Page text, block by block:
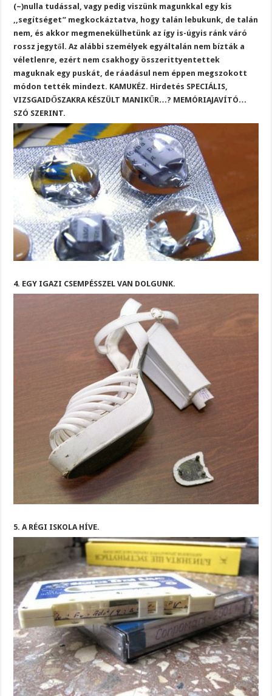
(~)nulla tudással, vagy pedig viszünk magunkkal egy kis
,,segítséget” megkockáztatva, hogy talán lebukunk, de talán
nem, és akkor megmenekülhetünk az így is-úgyis ránk váró
rossz jegytől. Az alábbi személyek egyáltalán nem bízták a
véletlenre, ezért nem csakhogy összerittyentettek
maguknak egy puskát, de ráadásul nem éppen megszokott
módon tették mindezt. KAMUKÉZ. Hirdetés SPECIÁLIS,
VIZSGAIDŐSZAKRA KÉSZÜLT MANIKŰR…? MEMÓRIAJAVÍTÓ…
SZÓ SZERINT.
4. EGY IGAZI CSEMPÉSSZEL VAN DOLGUNK.
5. A RÉGI ISKOLA HÍVE.